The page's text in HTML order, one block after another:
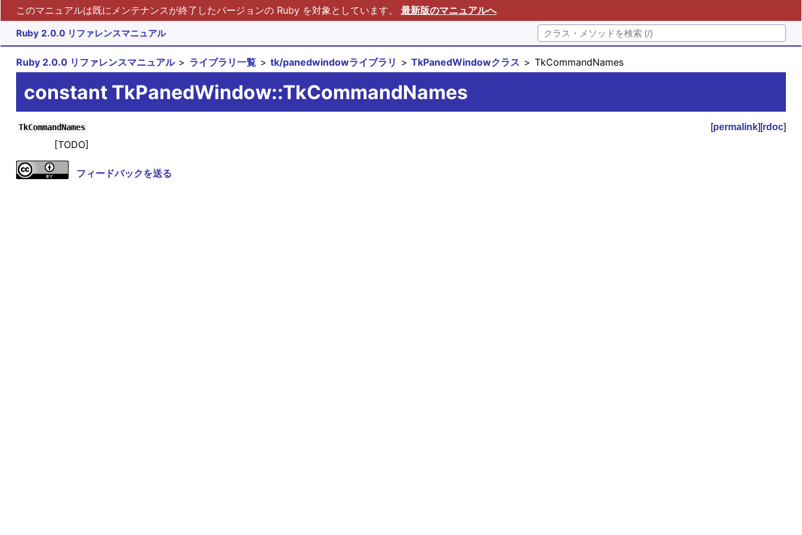
このマニュアルは既にメンテナンスが終了したバージョンの Ruby を対象としています。 最新版のマニュアルへ
Ruby 2.0.0 リファレンスマニュアル
Ruby 2.0.0 リファレンスマニュアル ライブラリ一覧 tk/panedwindowライブラリ TkPanedWindowクラス TkCommandNames
constant TkPanedWindow::TkCommandNames
TkCommandNames [permalink][rdoc]
[TODO]
フィードバックを送る